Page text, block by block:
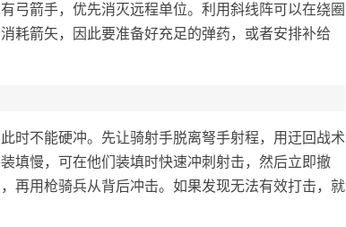
弓箭手，优先消灭远程单位。利用斜线阵可以在绕圈
耗箭矢，因此要准备好充足的弹药，或者安排补给
时不能硬冲。先让骑射手脱离弩手射程，用迂回战术
填慢，可在他们装填时快速冲刺射击，然后立即撤
再用枪骑兵从背后冲击。如果发现无法有效打击，就